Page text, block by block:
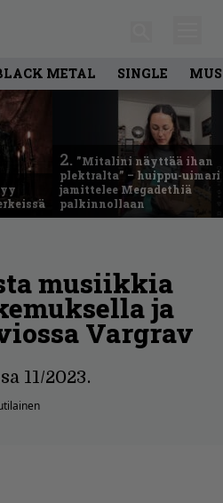
METAL SINGLE
2. ”Mitalini näyttää ihan
plektralta” – huippu-uimari
jamittelee Megadethiä
palkinnollaan
musiikkia
ja
Vargrav
11/2023.